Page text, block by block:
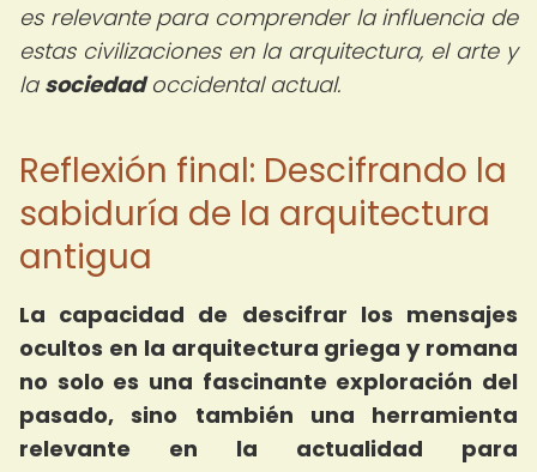
es relevante para comprender la influencia de
estas civilizaciones en la arquitectura, el arte y
la sociedadoccidental actual.
Reflexión final: Descifrando la
sabiduría de la arquitectura
antigua
La capacidad de descifrar los mensajes
ocultos en la arquitectura griega y romana
no solo es una fascinante exploración del
pasado, sino también una herramienta
relevante en la actualidad para